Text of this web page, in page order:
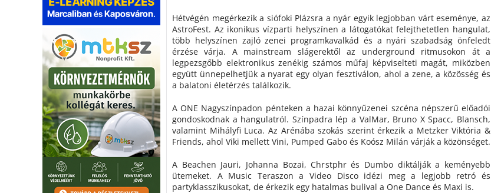
Hétvégén megérkezik a siófoki Plázsra a nyár egyik legjobban várt eseménye, az
AstroFest. Az ikonikus vízparti helyszínen a látogatókat felejthetetlen hangulat,
több helyszínen zajló zenei programkavalkád és a nyári szabadság önfeledt
érzése várja. A mainstream slágerektől az underground ritmusokon át a
legpezsgőbb elektronikus zenékig számos műfaj képviselteti magát, miközben
együtt ünnepelhetjük a nyarat egy olyan fesztiválon, ahol a zene, a közösség és
a balatoni életérzés találkozik.
A ONE Nagyszínpadon pénteken a hazai könnyűzenei szcéna népszerű előadói
gondoskodnak a hangulatról. Színpadra lép a ValMar, Bruno X Spacc, Blansch,
valamint Mihályfi Luca. Az Arénába szokás szerint érkezik a Metzker Viktória &
Friends, ahol Viki mellett Vini, Pumped Gabo és Koósz Milán várják a közönséget.
A Beachen Jauri, Johanna Bozai, Chrstphr és Dumbo diktálják a keményebb
ütemeket. A Music Teraszon a Video Disco idézi meg a legjobb retró és
partyklasszikusokat, de érkezik egy hatalmas bulival a One Dance és Maxi is.